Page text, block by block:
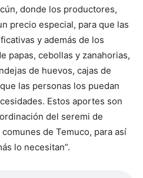
donde los productores,
precio especial, para que las
y además de los
papas, cebollas y zanahorias,
de huevos, cajas de
las personas los puedan
Estos aportes son
del seremi de
de Temuco, para así
lo necesitan”.